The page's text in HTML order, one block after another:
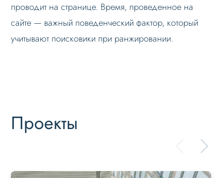
проводит на странице. Время, проведенное на
сайте — важный поведенческий фактор, который
учитывают поисковики при ранжировании.
Проекты